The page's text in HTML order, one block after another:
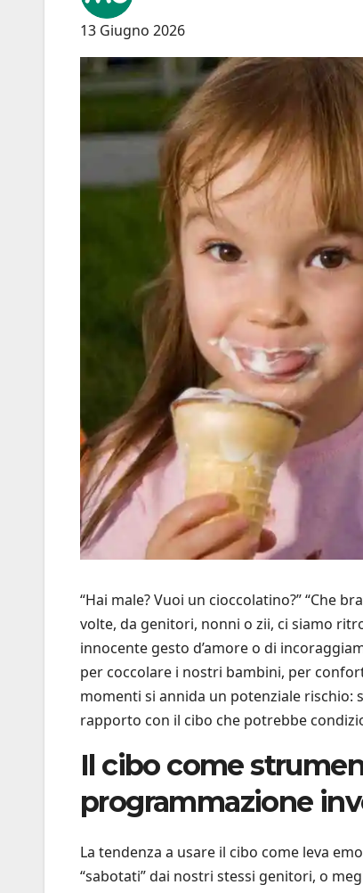
13 Giugno 2026
“Hai male? Vuoi un cioccolatino?” “Che
volte, da genitori, nonni o zii, ci siamo
innocente gesto d’amore o di
per coccolare i nostri bambini, per
momenti si annida un potenziale rischio:
rapporto con il cibo che potrebbe
Il cibo come
programmazione
La tendenza a usare il cibo come leva
“sabotati” dai nostri stessi genitori, o